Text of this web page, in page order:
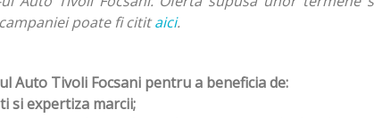
poate fi cititaici.
Auto Tivoli Focsani pentru a beneficia de:
si expertiza marcii;